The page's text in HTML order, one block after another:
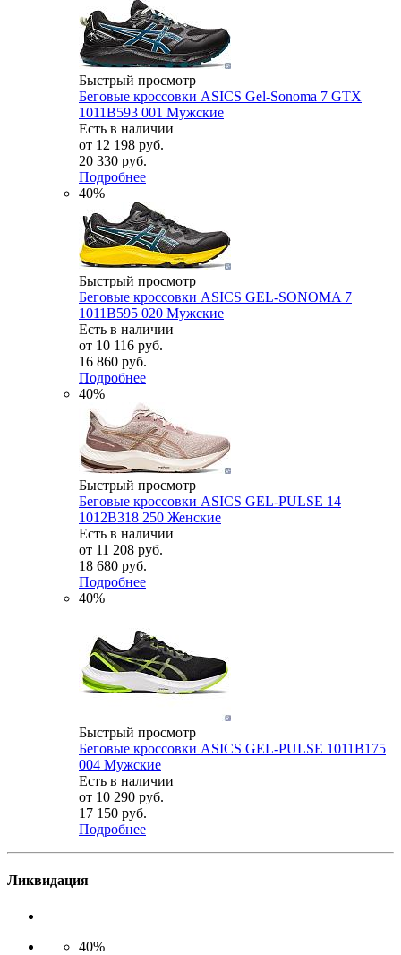
Быстрый просмотр
Беговые кроссовки ASICS Gel-Sonoma 7 GTX
1011B593 001 Мужские
Есть в наличии
от 12 198 руб.
20 330 руб.
Подробнее
40%
Быстрый просмотр
Беговые кроссовки ASICS GEL-SONOMA 7
1011B595 020 Мужские
Есть в наличии
от 10 116 руб.
16 860 руб.
Подробнее
40%
Быстрый просмотр
Беговые кроссовки ASICS GEL-PULSE 14
1012B318 250 Женские
Есть в наличии
от 11 208 руб.
18 680 руб.
Подробнее
40%
Быстрый просмотр
Беговые кроссовки ASICS GEL-PULSE 1011B175
004 Мужские
Есть в наличии
от 10 290 руб.
17 150 руб.
Подробнее
Ликвидация
40%